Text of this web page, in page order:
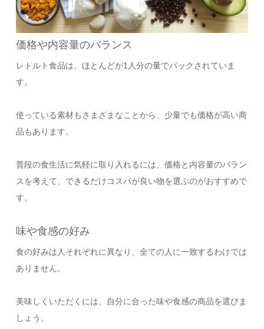
価格や内容量のバランス
レトルト食品は、ほとんどが1人分の量でパックされていま
す。
使っている素材もさまざまなことから、少量でも価格が高い商
品もあります。
普段の食生活に気軽に取り入れるには、価格と内容量のバラン
スを考えて、できるだけコスパが良い物を選ぶのがおすすめで
す。
味や食感の好み
食の好みは人それぞれに異なり、全ての人に一致するわけでは
ありません。
美味しくいただくには、自分に合った味や食感の商品を選びま
しょう。